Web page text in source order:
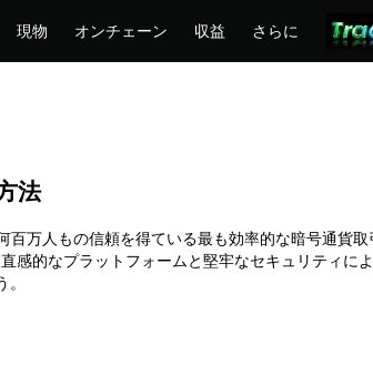
現物 オンチェーン 収益 さらに
法
万人もの信頼を得ている最も効率的な暗号通貨
感的なプラットフォームと堅牢なセキュリティ